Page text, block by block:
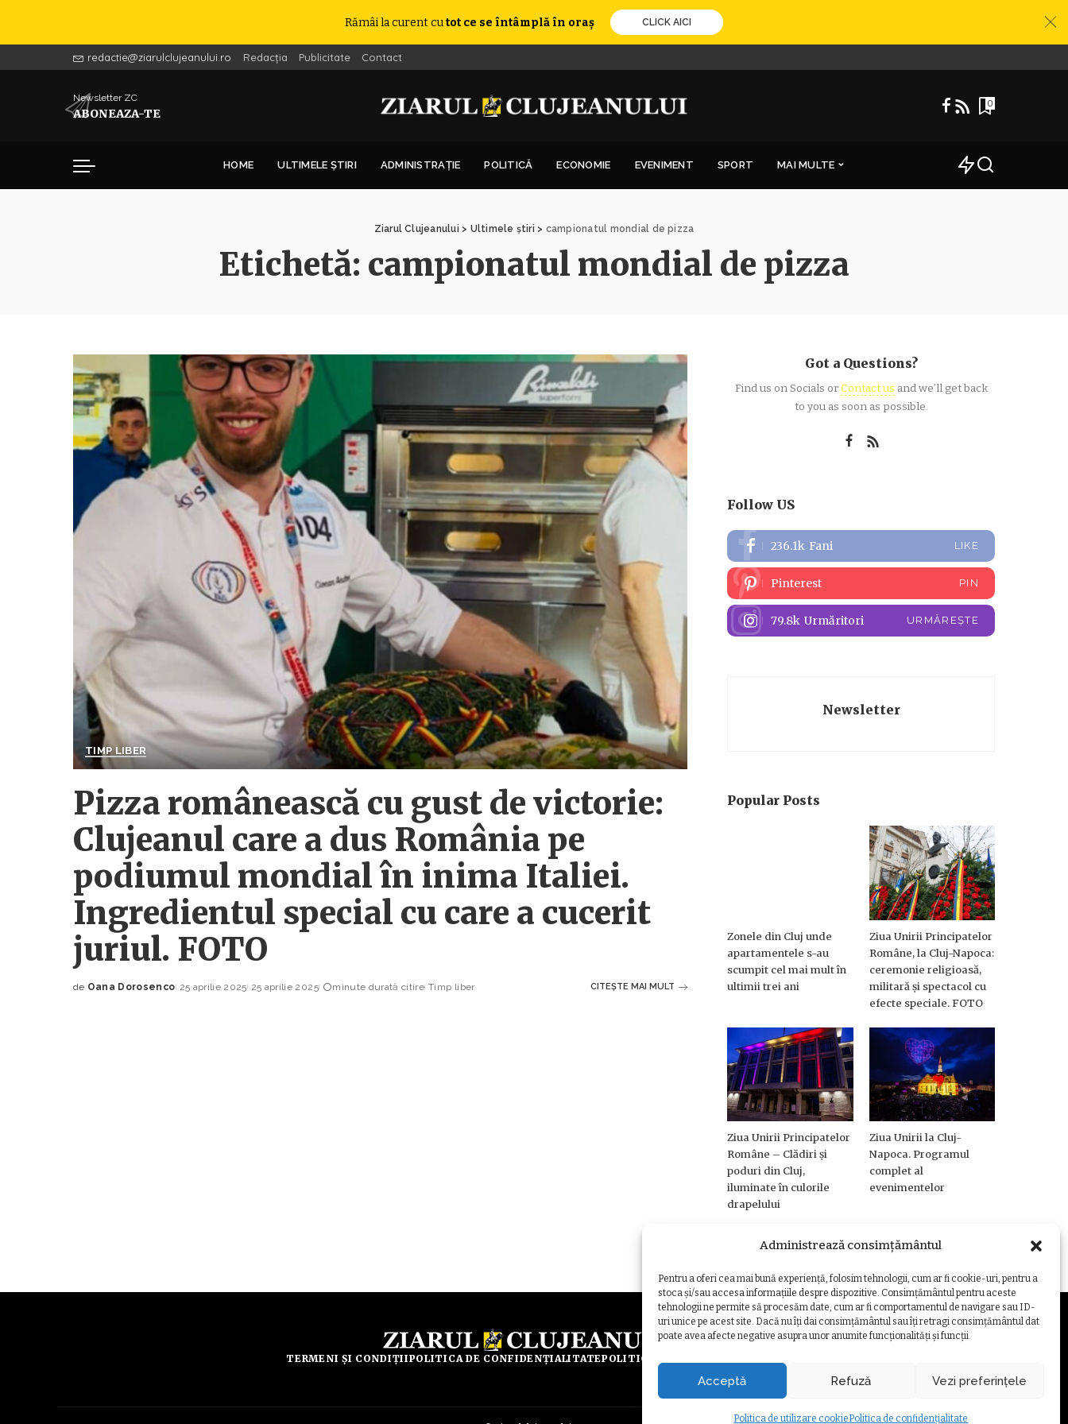
Administrează consimțământul
Pentru a oferi cea mai bună experiență, folosim tehnologii, cum ar fi cookie-uri, pentru a
stoca și/sau accesa informațiile despre dispozitive. Consimțământul pentru aceste
tehnologii ne permite să procesăm date, cum ar fi comportamentul de navigare sau ID-
uri unice pe acest site. Dacă nu îți dai consimțământul sau îți retragi consimțământul dat
poate avea afecte negative asupra unor anumite funcționalități și funcții.
Acceptă Refuză Vezi preferințele
Politica de utilizare cookiePolitica de confidențialitate
Rămâi la curent cutot ce se întâmplă în oraș CLICK AICI
redactie@ziarulclujeanului.ro Redacția Publicitate Contact
Newsletter ZC
ABONEAZA-TE
0
HOME ULTIMELE ȘTIRI ADMINISTRAȚIE POLITICĂ ECONOMIE EVENIMENT SPORT MAI MULTE
Ziarul Clujeanului > Ultimele știri > campionatul mondial de pizza
Etichetă: campionatul mondial de pizza
TIMP LIBER
Pizza românească cu gust de victorie:
Clujeanul care a dus România pe
podiumul mondial în inima Italiei.
Ingredientul special cu care a cucerit
juriul. FOTO
de Oana Dorosenco 25 aprilie 2025 25 aprilie 2025 minute durată citire Timp liber CITEȘTE MAI MULT
Got a Questions?
Find us on Socials orContact us and we’ll get back
to you as soon as possible.
Follow US
236.1k Fani LIKE
Pinterest PIN
79.8k Urmăritori URMĂREȘTE
Newsletter
Popular Posts
Zonele din Cluj unde
apartamentele s-au
scumpit cel mai mult în
ultimii trei ani
Ziua Unirii Principatelor
Române, la Cluj-Napoca:
ceremonie religioasă,
militară și spectacol cu
efecte speciale. FOTO
Ziua Unirii Principatelor
Române – Clădiri și
poduri din Cluj,
iluminate în culorile
drapelului
Ziua Unirii la Cluj-
Napoca. Programul
complet al
evenimentelor
TERMENI ȘI CONDIȚIIPOLITICA DE CONFIDENȚIALITATEPOLITICA DE UTILIZARE COOKIE